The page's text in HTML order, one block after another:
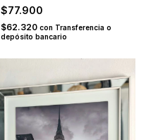
$77.900
$62.320 con Transferencia o
depósito bancario